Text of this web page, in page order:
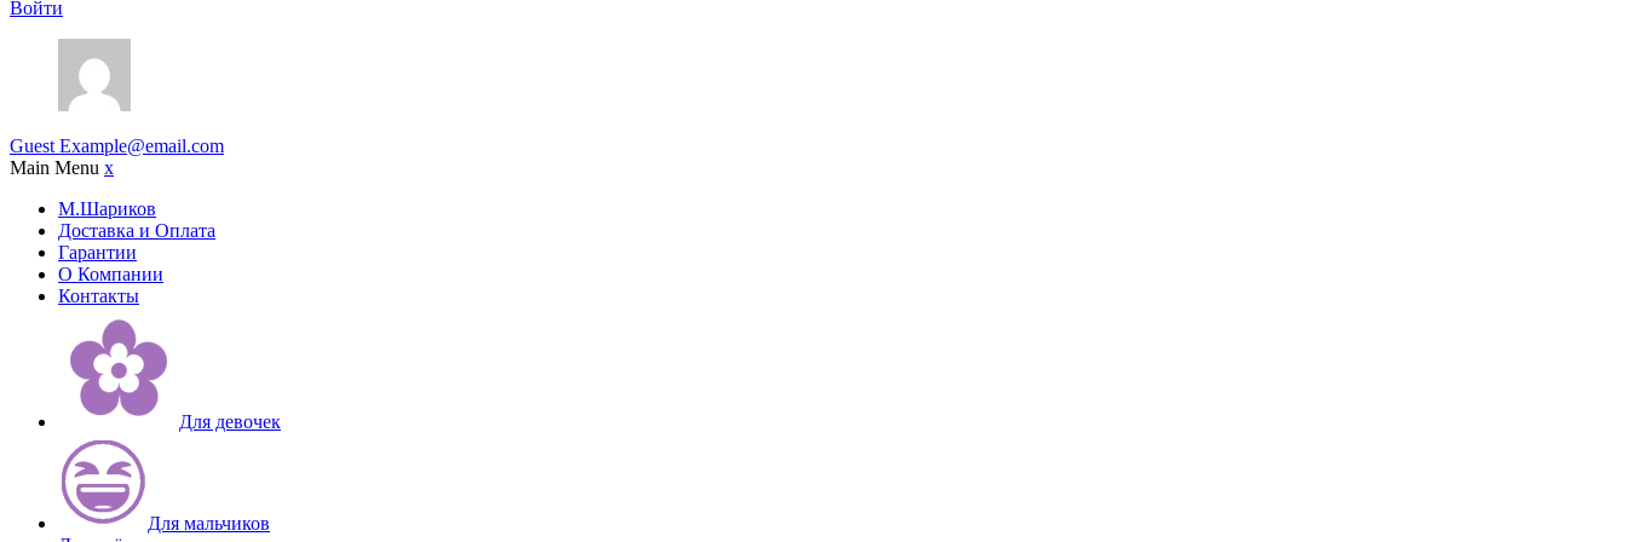
Войти
Guest Example@email.com
Main Menu x
М.Шариков
Доставка и Оплата
Гарантии
О Компании
Контакты
Для девочек
Для мальчиков